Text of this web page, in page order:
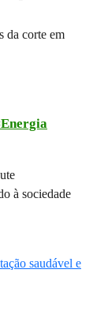
da corte em
Energia
à sociedade